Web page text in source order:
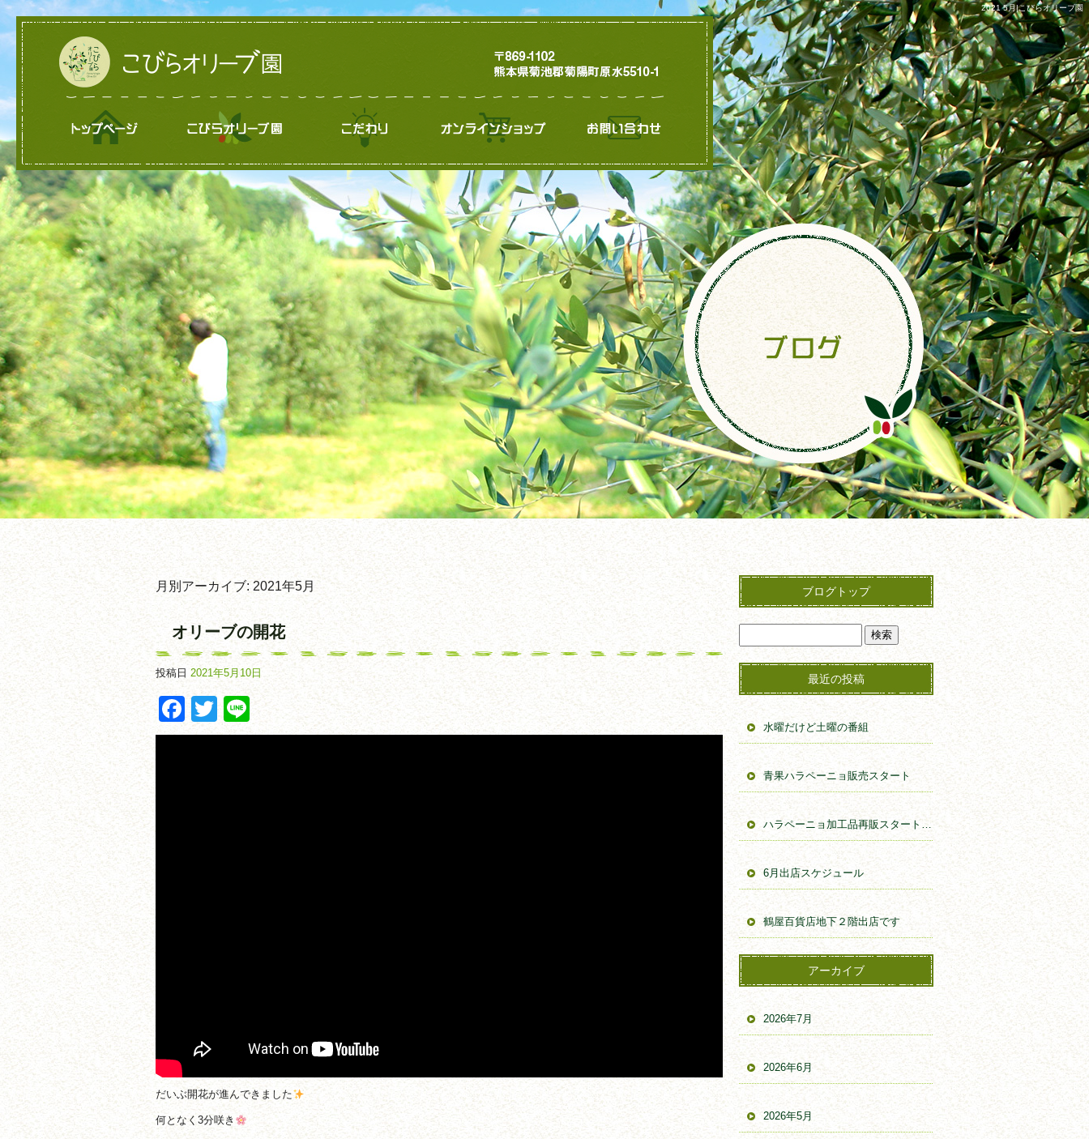
2021 5月|こびらオリーブ園
月別アーカイブ: 2021年5月
オリーブの開花
投稿日 2021年5月10日
Facebook
Twitter
Line
だいぶ開花が進んできました
何となく3分咲き
ブログトップ
最近の投稿
水曜だけど土曜の番組
青果ハラペーニョ販売スタート
ハラペーニョ加工品再販スタートしました。
6月出店スケジュール
鶴屋百貨店地下２階出店です
アーカイブ
2026年7月
2026年6月
2026年5月